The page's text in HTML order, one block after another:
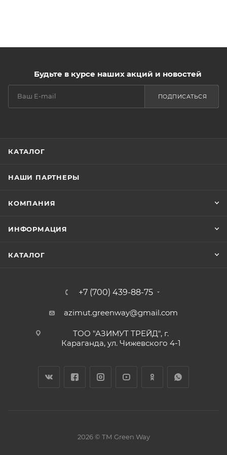
Будьте в курсе наших акций и новостей
ПОДПИСАТЬСЯ
КАТАЛОГ
НАШИ ПАРТНЕРЫ
КОМПАНИЯ
ИНФОРМАЦИЯ
КАТАЛОГ
+7 (700) 439-88-75
azimut.greenway@gmail.com
ТОО "АЗИМУТ ТРЕЙД", г.
Караганда, ул. Чижевского 4-1
2026 © ТМ Green Way